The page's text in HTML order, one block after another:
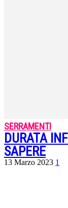
SERRAMENTI
DURATA
SAPERE
13 Marzo 2023 1